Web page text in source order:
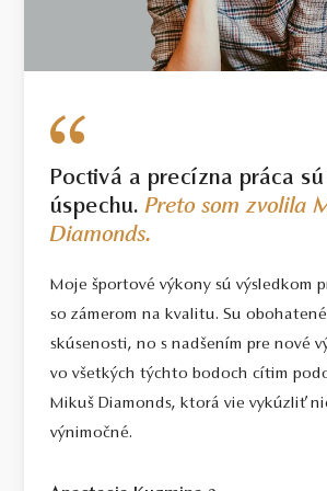
použitých drahých kameňov líšiť od uvedenej
Hmotnosť drahého kovu sa pri takýchto
uvedenej hmotnosti líšiť o 20%.
Poctivá a precízna práca
úspechu.Preto som zvolila
Diamonds.
Moje športové výkony sú výsledkom
so zámerom na kvalitu. Su
skúsenosti, no s nadšením pre nové
vo všetkých týchto bodoch cítim
Mikuš Diamonds, ktorá vie vykúzliť
výnimočné.